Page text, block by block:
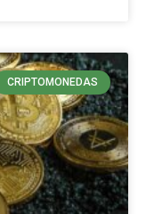
CRIPTOMONEDAS